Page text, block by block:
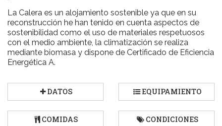
La Calera es un alojamiento sostenible ya que en su
reconstrucción he han tenido en cuenta aspectos de
sostenibilidad como el uso de materiales respetuosos
con el medio ambiente, la climatización se realiza
mediante biomasa y dispone de Certificado de Eficiencia
Energética A.
DATOS EQUIPAMIENTO
COMIDAS CONDICIONES